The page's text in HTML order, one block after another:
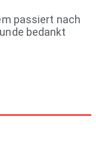
passiert nach
bedankt